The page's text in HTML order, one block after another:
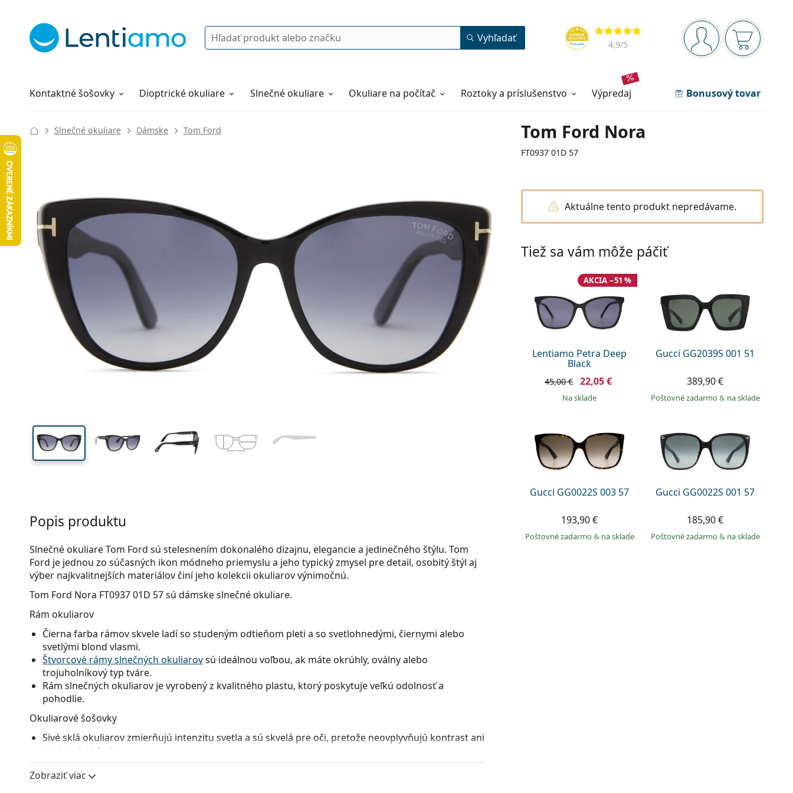
Navigačný panel
ste prihláseníNákupný
Hodnotenia
4,9/5
Vyhľadávanie Vyhľadať
Kontaktné šošovky
Roztoky Dioptrické okuliare Slnečné okuliare Okuliare na počítač Roztoky a príslušenstvo výpredaj Bonusový tovar
Všetko o nákupe
Tom Ford Nora
FT0937 01D 57
Slnečné okuliare Dámske Tom Ford
142 mm
Šírka Dĺžka stranice
49 mm
Výška očnice Šírka očnice
17 mm
Šírka
očnice
mostíka
Dĺžka
stranice
Aktuálne tento produkt nepredávame.
Tiež sa vám môže páčiť
Lentiamo Petra Deep
Black
AKCIA −51 %
45,00 € 22,05 €
na sklade
Gucci GG2039S 001 51
389,90 €
Poštovné zadarmo& na sklade
Gucci GG0022S 003 57
193,90 €
Poštovné zadarmo& na sklade
Gucci GG0022S 001 57
185,90 €
Poštovné zadarmo& na sklade
Popis produktu
Slnečné okuliare Tom Ford sú stelesnením dokonalého dizajnu, elegancie a jedinečného štýlu. Tom
Ford je jednou zo súčasných ikon módneho priemyslu a jeho typický zmysel pre detail, osobitý štýl aj
výber najkvalitnejších materiálov činí jeho kolekcii okuliarov výnimočnú.
Tom Ford Nora FT0937 01D 57sú dámske slnečné okuliare.
Rám okuliarov
Čierna farba rámov skvele ladí so studeným odtieňom pleti a so svetlohnedými, čiernymi alebo
svetlými blond vlasmi.
Štvorcové rámy slnečných okuliarovsú ideálnou voľbou, ak máte okrúhly, oválny alebo
trojuholníkový typ tváre.
Rám slnečných okuliarov je vyrobený z kvalitného plastu, ktorý poskytuje veľkú odolnosť a
pohodlie.
Okuliarové šošovky
Sivé sklá okuliarov zmierňujú intenzitu svetla a sú skvelá pre oči, pretože neovplyvňujú kontrast ani
neskresľujú farby.
Okuliare disponujúgradientnými šošovkami, ktorých zafarbenie sa smerom dole plynule mení z
tmavého na svetlejšie. Najtmavší odtieň v hornej časti umožňuje filtrovanie ostrého slnečného jasu
Zobraziť viac